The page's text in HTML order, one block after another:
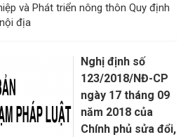
và Phát triển nông thôn Quy định
địa
Nghị định số
123/2018/NĐ-CP
ngày 17 tháng 09
năm 2018 của
Chính phủ sửa đổi,